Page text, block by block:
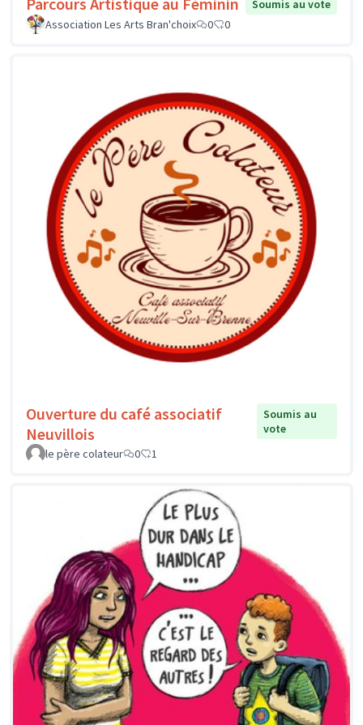
Soumis au vote
Association Les Arts Bran'choix
0 0
Ouverture du café associatif
Neuvillois
Soumis au
vote
le père colateur
0 1